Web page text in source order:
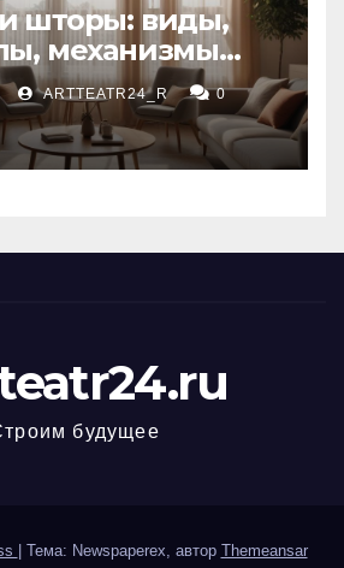
шторы: виды,
механизмы
и уход
ARTTEATR24_R 0
будущее
Тема: Newspaperex, автор Themeansar